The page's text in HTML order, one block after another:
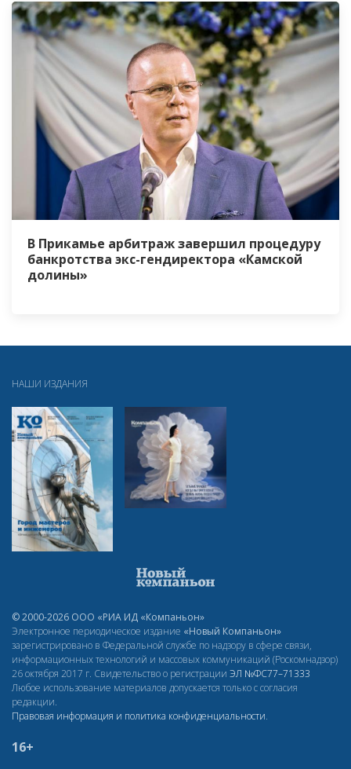
В Прикамье арбитраж завершил процедуру
банкротства экс-гендиректора «Камской
долины»
НАШИ ИЗДАНИЯ
© 2000-2026 ООО «РИА ИД «Компаньон»
Электронное периодическое издание «Новый Компаньон»
зарегистрировано в Федеральной службе по надзору в сфере связи,
информационных технологий и массовых коммуникаций (Роскомнадзор)
26 октября 2017 г. Свидетельство о регистрации ЭЛ №ФС77–71333
Любое использование материалов допускается только с согласия
редакции.
Правовая информация и политика конфиденциальности.
16+